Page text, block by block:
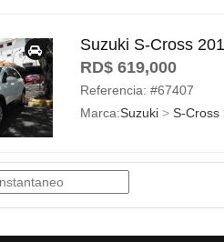
Suzuki S-Cross
RD$ 619,000
Referencia: #67407
Marca:Suzuki> S-Cross